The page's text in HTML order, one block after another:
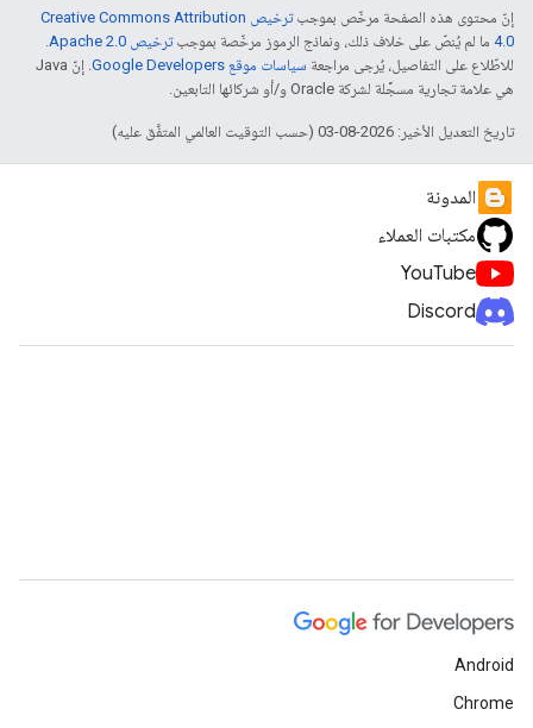
إنّ محتوى هذه الصفحة مرخّص بموجب
ترخيص Creative Commons Attribution
4.0‏ ما لم يُنصّ على خلاف ذلك، ونماذج الرموز مرخّصة بموجبترخيص Apache 2.0‏
.
للاطّلاع على التفاصيل، يُرجى مراجعة سياسات موقع Google Developers‏
. إنّ Java
هي علامة تجارية مسجَّلة لشركة Oracle و/أو شركائها التابعين.
تاريخ التعديل الأخير: 2026-08-03 (حسب التوقيت العالمي المتفَّق عليه)
المدونة
مكتبات العملاء
YouTube
Discord
Android
Chrome